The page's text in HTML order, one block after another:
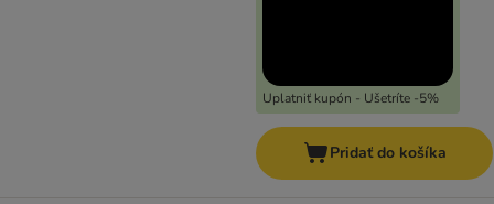
Uplatniť kupón - Ušetríte -5%
Pridať do košíka